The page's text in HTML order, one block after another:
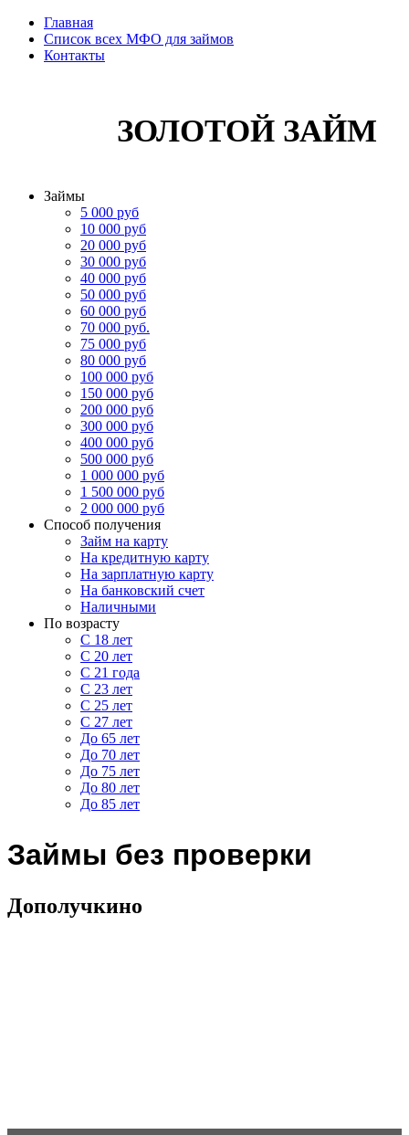
Главная
Список всех МФО для займов
Контакты
ЗОЛОТОЙ ЗАЙМ
Займы
5 000 руб
10 000 руб
20 000 руб
30 000 руб
40 000 руб
50 000 руб
60 000 руб
70 000 руб.
75 000 руб
80 000 руб
100 000 руб
150 000 руб
200 000 руб
300 000 руб
400 000 руб
500 000 руб
1 000 000 руб
1 500 000 руб
2 000 000 руб
Способ получения
Займ на карту
На кредитную карту
На зарплатную карту
На банковский счет
Наличными
По возрасту
С 18 лет
С 20 лет
С 21 года
С 23 лет
С 25 лет
С 27 лет
До 65 лет
До 70 лет
До 75 лет
До 80 лет
До 85 лет
Займы без проверки
Дополучкино